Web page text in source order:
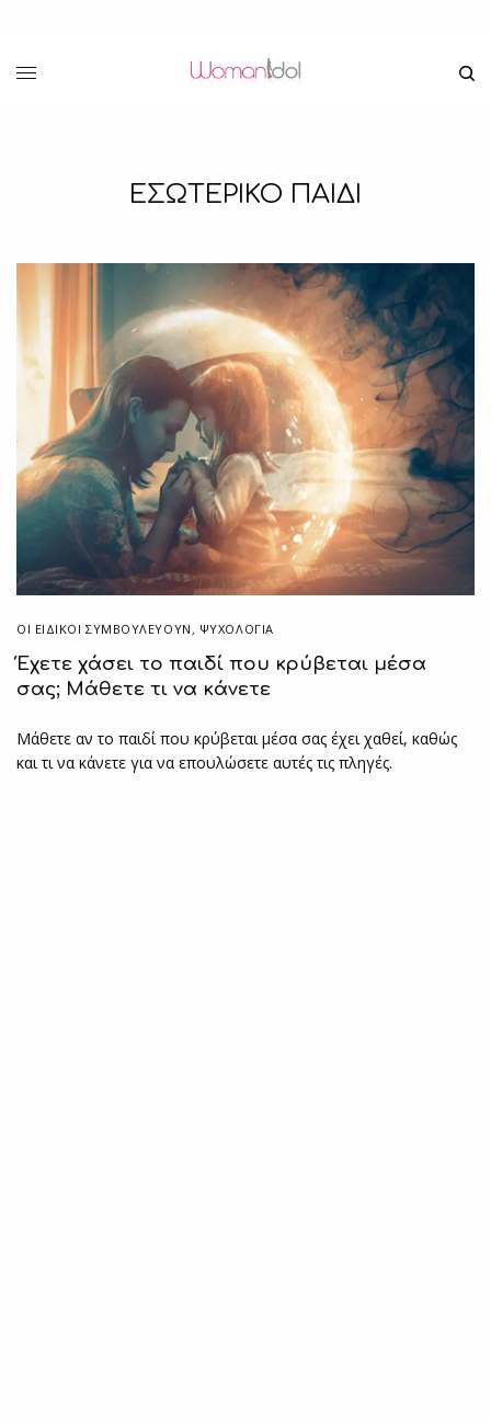
ΕΣΩΤΕΡΙΚΟ ΠΑΙΔΙ
ΟΙ ΕΙΔΙΚΟΊ ΣΥΜΒΟΥΛΕΎΟΥΝ , ΨΥΧΟΛΟΓΙΑ
Έχετε χάσει το παιδί που κρύβεται μέσα
σας; Μάθετε τι να κάνετε
Μάθετε αν το παιδί που κρύβεται μέσα σας έχει χαθεί, καθώς
και τι να κάνετε για να επουλώσετε αυτές τις πληγές.